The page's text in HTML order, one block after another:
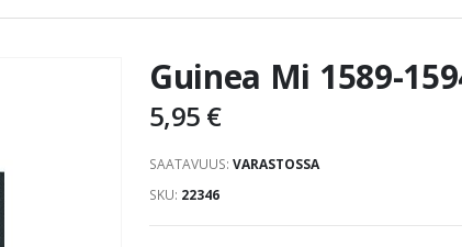
Guinea Mi 1589-
5,95 €
SAATAVUUS: VARASTOSSA
SKU 22346